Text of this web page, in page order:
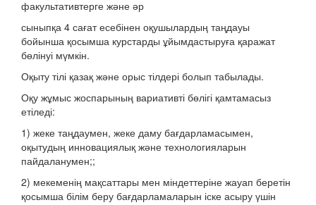
факультативтерге және әр
сыныпқа 4 сағат есебінен оқушылардың таңдауы
бойынша қосымша курстарды ұйымдастыруға қаражат
бөлінуі мүмкін.
Оқыту тілі қазақ және орыс тілдері болып табылады.
Оқу жұмыс жоспарының вариативті бөлігі қамтамасыз
етіледі:
1) жеке таңдаумен, жеке даму бағдарламасымен,
оқытудың инновациялық және технологияларын
пайдаланумен;;
2) мекеменің мақсаттары мен міндеттеріне жауап беретін
қосымша білім беру бағдарламаларын іске асыру үшін